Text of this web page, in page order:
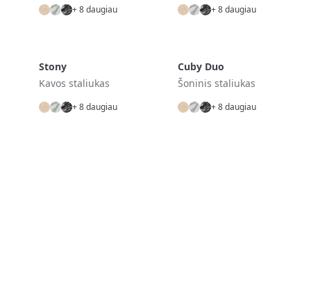
+ 8 daugiau + 8 daugiau
Stony
Kavos staliukas
+ 8 daugiau
Cuby Duo
Šoninis staliukas
+ 8 daugiau